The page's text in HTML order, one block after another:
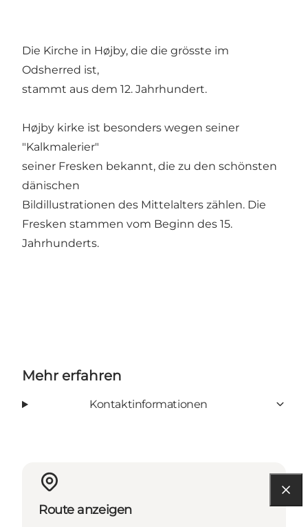
Die Kirche in Højby, die die grösste im
Odsherred ist,
stammt aus dem 12. Jahrhundert.
Højby kirke ist besonders wegen seiner
"Kalkmalerier"
seiner Fresken bekannt, die zu den schönsten
dänischen
Bildillustrationen des Mittelalters zählen. Die
Fresken stammen vom Beginn des 15.
Jahrhunderts.
Mehr erfahren
Kontaktinformationen
Route anzeigen